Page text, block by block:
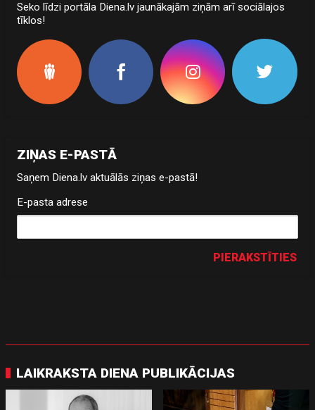
Seko līdzi portāla Diena.lv jaunākajām ziņām arī sociālajos
tīklos!
ZIŅAS E-PASTĀ
Saņem Diena.lv aktuālās ziņas e-pastā!
E-pasta adrese
PIERAKSTĪTIES
LAIKRAKSTA DIENA PUBLIKĀCIJAS